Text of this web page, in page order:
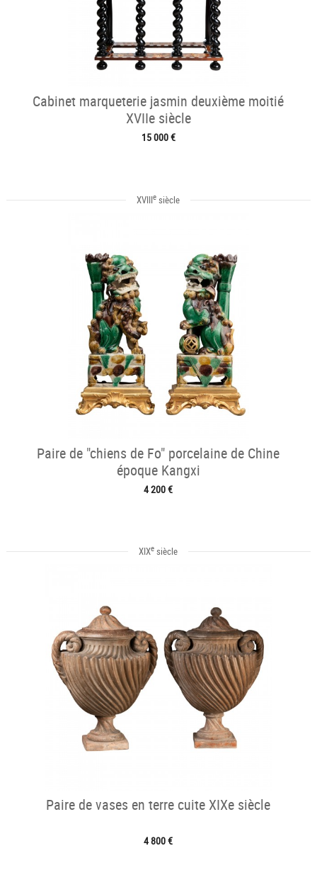
Cabinet marqueterie jasmin deuxième moitié
XVIIe siècle
15 000 €
XVIIIe siècle
Paire de "chiens de Fo" porcelaine de Chine
époque Kangxi
4 200 €
XIXe siècle
Paire de vases en terre cuite XIXe siècle
4 800 €